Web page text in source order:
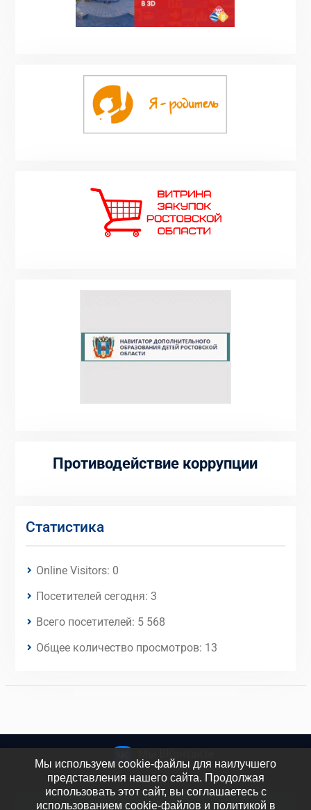
Противодействие коррупции
Статистика
Online Visitors: 0
Посетителей сегодня: 3
Всего посетителей: 5 568
Общее количество просмотров: 13
Мы используем cookie-файлы для наилучшего
представления нашего сайта. Продолжая
использовать этот сайт, вы соглашаетесь с
использованием cookie-файлов и политикой в